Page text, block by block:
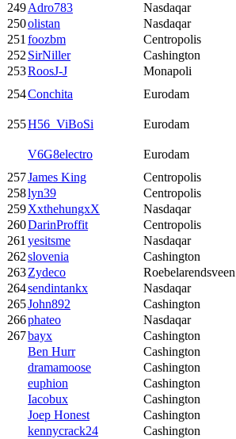
249Adro783 Nasdaqar
250olistan Nasdaqar
251foozbm Centropolis
252SirNiller Cashington
253RoosJ-J Monapoli
254Conchita Eurodam
255H56_ViBoSi Eurodam
V6G8electro Eurodam
257James King Centropolis
258lyn39 Centropolis
259XxthehungxX Nasdaqar
260DarinProffit Centropolis
261yesitsme Nasdaqar
262slovenia Cashington
263Zydeco Roebelarendsveen
264sendintankx Nasdaqar
265John892 Cashington
266phateo Nasdaqar
267bayx Cashington
Ben Hurr
Cashington
dramamoose
Cashington
euphion
Cashington
Iacobux
Cashington
Joep Honest
Cashington
kennycrack24
Cashington